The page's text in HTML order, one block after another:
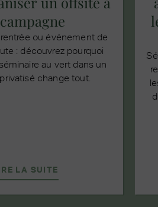
ou événement de
: découvrez pourquoi
au vert dans un
change tout.
LA SUITE